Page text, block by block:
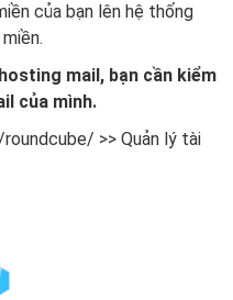
của bạn lên hệ thống
mail, bạn cần kiểm
của mình.
>> Quản lý tài